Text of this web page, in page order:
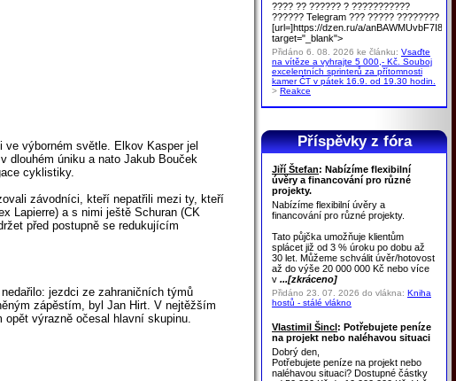
výborném světle. Elkov Kasper jel
dlouhém úniku a nato Jakub Bouček
cyklistiky.
závodníci, kteří nepatřili mezi ty, kteří
Lapierre) a s nimi ještě Schuran (CK
před postupně se redukujícím
jezdci ze zahraničních týmů
zápěstím, byl Jan Hirt. V nejtěžším
výrazně očesal hlavní skupinu.
???? ?? ?????? ? ???????????
?????? Telegram ??? ????? ????????
[url=]https://dzen.ru/a/
target="_blank">
Přidáno 6. 08. 2026 ke článku: Vsaďte
na vítěze a vyhrajte 5 000,- Kč. Souboj
excelentních sprinterů za přítomnosti
kamer ČT v pátek 16.9. od 19.30 hodin.
> Reakce
Příspěvky z fóra
Jiří Štefan: Nabízíme flexibilní
úvěry a financování pro různé
projekty.
Nabízíme flexibilní úvěry a
financování pro různé projekty.
Tato půjčka umožňuje klientům
splácet již od 3 % úroku po dobu až
30 let. Můžeme schválit úvěr/hotovost
až do výše 20 000 000 Kč nebo více
v ...[zkráceno]
Přidáno 23. 07. 2026 do vlákna: Kniha
hostů - stálé vlákno
Vlastimil Šincl: Potřebujete peníze
na projekt nebo naléhavou situaci
Dobrý den,
Potřebujete peníze na projekt nebo
naléhavou situaci? Dostupné částky